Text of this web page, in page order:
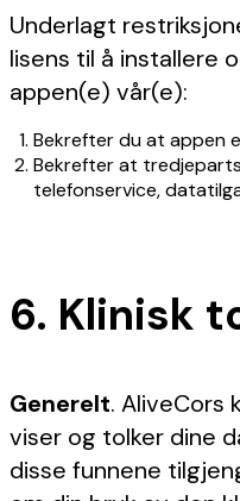
Underlagt
lisens til å installere
appen(e) vår(e):
Bekrefter du at appen
Bekrefter at
telefonservice,
6. Klinisk
Generelt. AliveCors
viser og tolker dine
disse funnene